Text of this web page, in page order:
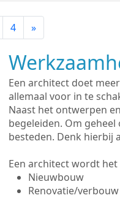
4 »
Een architect doet
allemaal voor in te
Naast het ontwerpen
begeleiden. Om
besteden. Denk hierbij
Een architect wordt
Nieuwbouw
Renovatie/verbouw